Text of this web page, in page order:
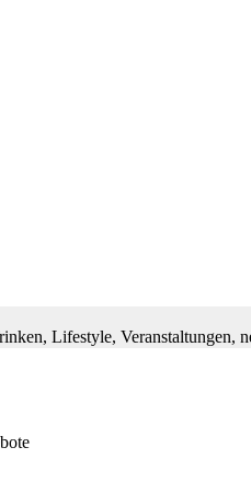
Lifestyle, Veranstaltungen,